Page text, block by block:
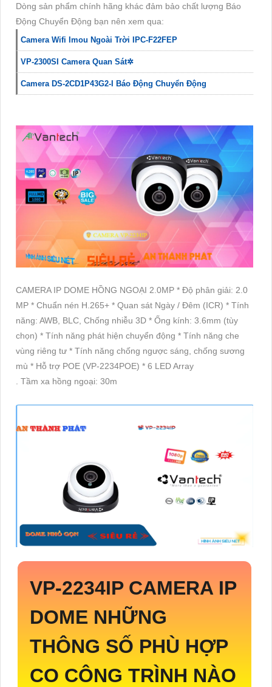
Dòng sản phẩm chính hãng khác đảm bảo chất lượng Báo
Động Chuyển Động bạn nên xem qua:
Camera Wifi Imou Ngoài Trời IPC-F22FEP
VP-2300SI Camera Quan Sát✲
Camera DS-2CD1P43G2-I Báo Động Chuyển Động
CAMERA IP DOME HỒNG NGOẠI 2.0MP * Độ phân giải: 2.0
MP * Chuẩn nén H.265+ * Quan sát Ngày / Đêm (ICR) * Tính
năng: AWB, BLC, Chống nhiễu 3D * Ống kính: 3.6mm (tùy
chọn) * Tính năng phát hiện chuyển động * Tính năng che
vùng riêng tư * Tính năng chống ngược sáng, chống sương
mù * Hỗ trợ POE (VP-2234POE) * 6 LED Array
. Tầm xa hồng ngoại: 30m
VP-2234IP CAMERA IP
DOME NHỮNG
THÔNG SỐ PHÙ HỢP
CO CÔNG TRÌNH NÀO